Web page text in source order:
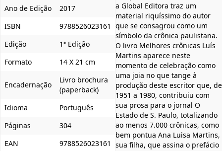
Ano de Edição
2017
ISBN
9788526023161
Edição
1ª Edição
Formato
14 X 21 cm
Encadernação
Livro brochura
(paperback)
Idioma
Português
Páginas
304
EAN
9788526023161
a Global Editora traz um
material riquíssimo do autor
que se consagrou como um
símbolo da crônica paulistana.
O livro Melhores crônicas Luís
Martins aparece neste
momento de celebração como
uma joia no que tange à
produção deste escritor que, de
1951 a 1980, contribuiu com
sua prosa para o jornal O
Estado de S. Paulo, totalizando
ao menos 7.000 crônicas, como
bem pontua Ana Luisa Martins,
sua filha, que assina o prefácio